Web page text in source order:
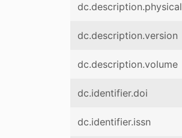
dc.description.physical
dc.description.version
dc.description.volume
dc.identifier.doi
dc.identifier.issn